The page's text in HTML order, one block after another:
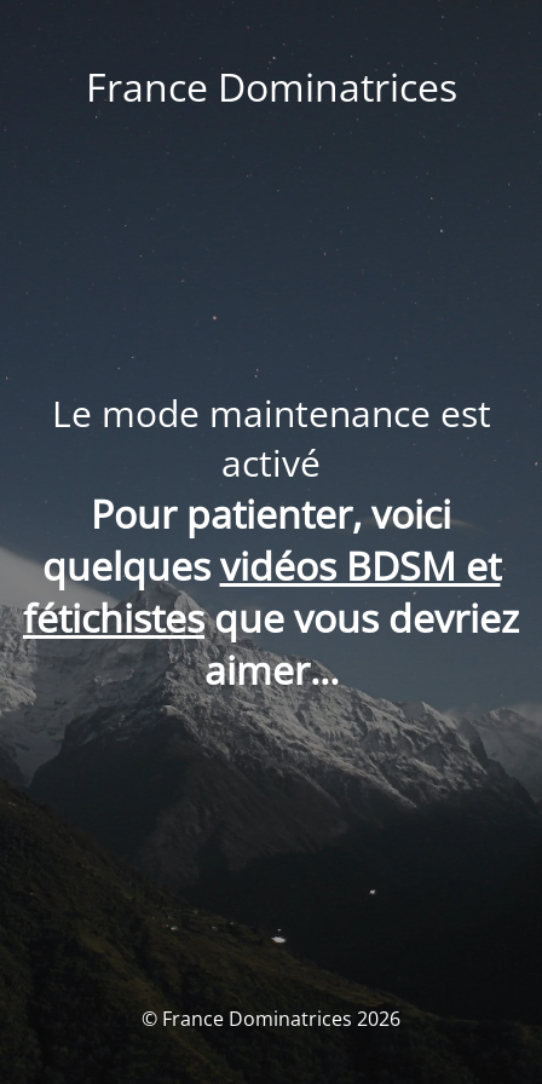
France Dominatrices
Le mode maintenance est
activé
Pour patienter, voici
quelquesvidéos BDSM et
fétichistesque vous devriez
aimer...
© France Dominatrices 2026